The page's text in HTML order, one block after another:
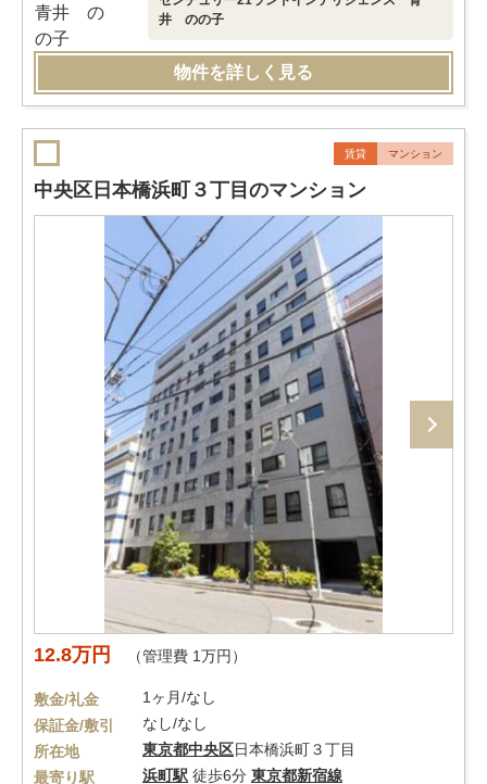
井 のの子
物件を詳しく見る
賃貸 マンション
中央区日本橋浜町３丁目のマンション
12.8万円 （管理費 1万円）
敷金/礼金
1ヶ月/なし
保証金/敷引
なし/なし
所在地
東京都中央区日本橋浜町３丁目
最寄り駅
浜町駅 徒歩6分 東京都新宿線